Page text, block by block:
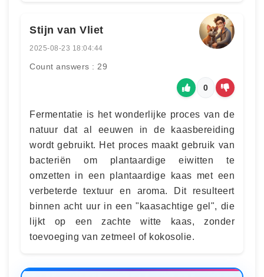
Stijn van Vliet
2025-08-23 18:04:44
Count answers : 29
0
Fermentatie is het wonderlijke proces van de
natuur dat al eeuwen in de kaasbereiding
wordt gebruikt. Het proces maakt gebruik van
bacteriën om plantaardige eiwitten te
omzetten in een plantaardige kaas met een
verbeterde textuur en aroma. Dit resulteert
binnen acht uur in een "kaasachtige gel", die
lijkt op een zachte witte kaas, zonder
toevoeging van zetmeel of kokosolie.